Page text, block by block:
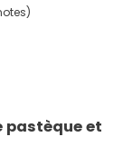
pastèque et